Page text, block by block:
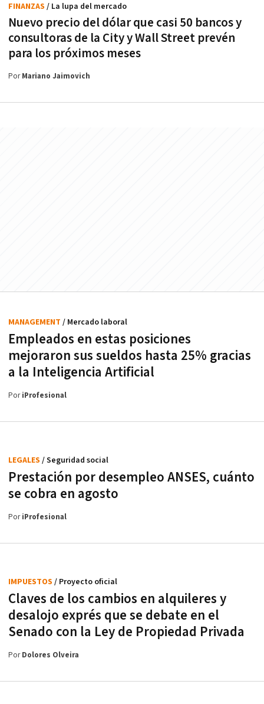
Nuevo precio del dólar que casi 50 bancos y
consultoras de la City y Wall Street prevén
para los próximos meses
FINANZAS / La lupa del mercado
PorMariano Jaimovich
Empleados en estas posiciones
mejoraron sus sueldos hasta 25% gracias
a la Inteligencia Artificial
MANAGEMENT / Mercado laboral
PoriProfesional
Prestación por desempleo ANSES, cuánto
se cobra en agosto
LEGALES / Seguridad social
PoriProfesional
Claves de los cambios en alquileres y
desalojo exprés que se debate en el
Senado con la Ley de Propiedad Privada
IMPUESTOS / Proyecto oficial
PorDolores Olveira